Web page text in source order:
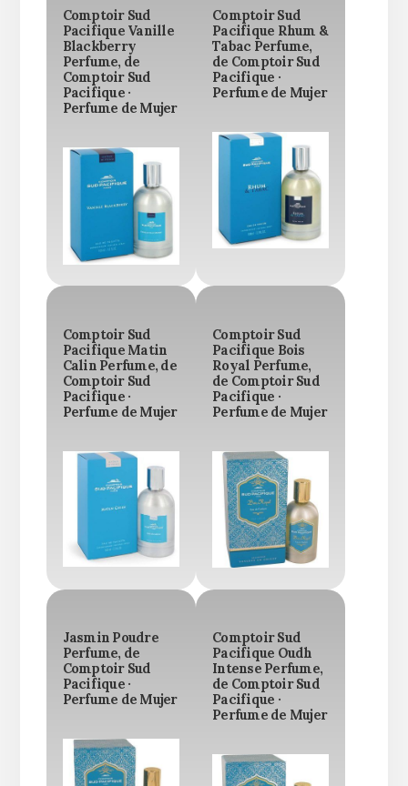
Comptoir Sud
Pacifique Vanille
Blackberry
Perfume, de
Comptoir Sud
Pacifique ·
Perfume de Mujer
Comptoir Sud
Pacifique Rhum &
Tabac Perfume,
de Comptoir Sud
Pacifique ·
Perfume de Mujer
Comptoir Sud
Pacifique Matin
Calin Perfume, de
Comptoir Sud
Pacifique ·
Perfume de Mujer
Comptoir Sud
Pacifique Bois
Royal Perfume,
de Comptoir Sud
Pacifique ·
Perfume de Mujer
Jasmin Poudre
Perfume, de
Comptoir Sud
Pacifique ·
Perfume de Mujer
Comptoir Sud
Pacifique Oudh
Intense Perfume,
de Comptoir Sud
Pacifique ·
Perfume de Mujer